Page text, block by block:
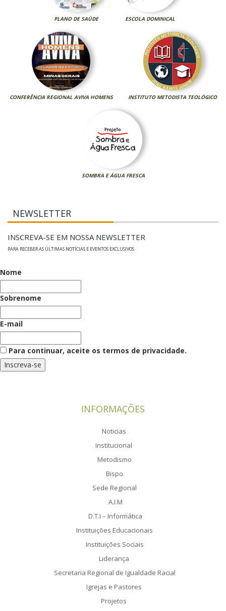
PLANO DE SAÚDE ESCOLA DOMINICAL
CONFERÊNCIA REGIONAL AVIVA HOMENS INSTITUTO METODISTA TEOLÓGICO
SOMBRA E ÁGUA FRESCA
NEWSLETTER
INSCREVA-SE EM NOSSA NEWSLETTER
PARA RECEBER AS ÚLTIMAS NOTÍCIAS E EVENTOS EXCLUSIVOS
Nome
Sobrenome
E-mail
Para continuar, aceite os termos de privacidade.
INFORMAÇÕES
Noticias
Institucional
Metodismo
Bispo
Sede Regional
A.I.M
D.T.I – Informática
Instituições Educacionais
Instituições Sociais
Liderança
Secretaria Regional de Igualdade Racial
Igrejas e Pastores
Projetos